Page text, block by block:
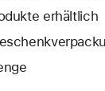
erhältlich